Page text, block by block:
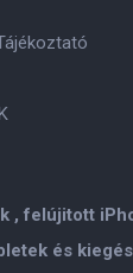
, felújitott
és